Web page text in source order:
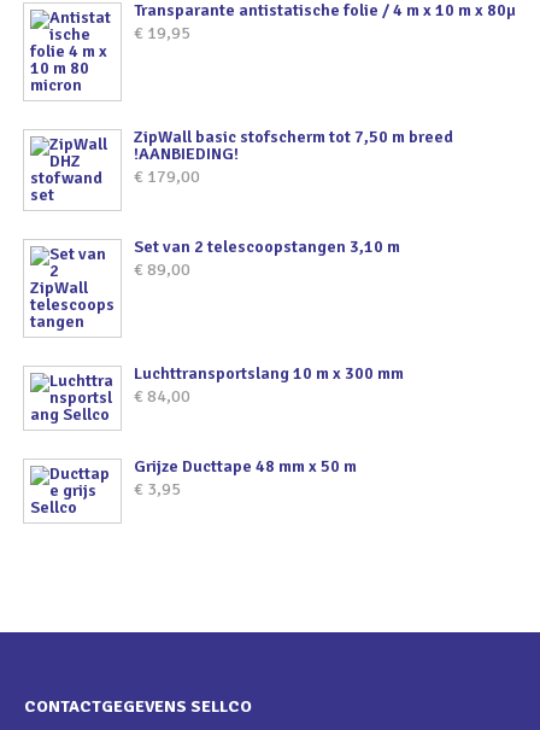
Transparante antistatische folie / 4 m x 10 m x 80µ
€ 19,95
ZipWall basic stofscherm tot 7,50 m breed
!AANBIEDING!
€ 179,00
Set van 2 telescoopstangen 3,10 m
€ 89,00
Luchttransportslang 10 m x 300 mm
€ 84,00
Grijze Ducttape 48 mm x 50 m
€ 3,95
CONTACTGEGEVENS SELLCO